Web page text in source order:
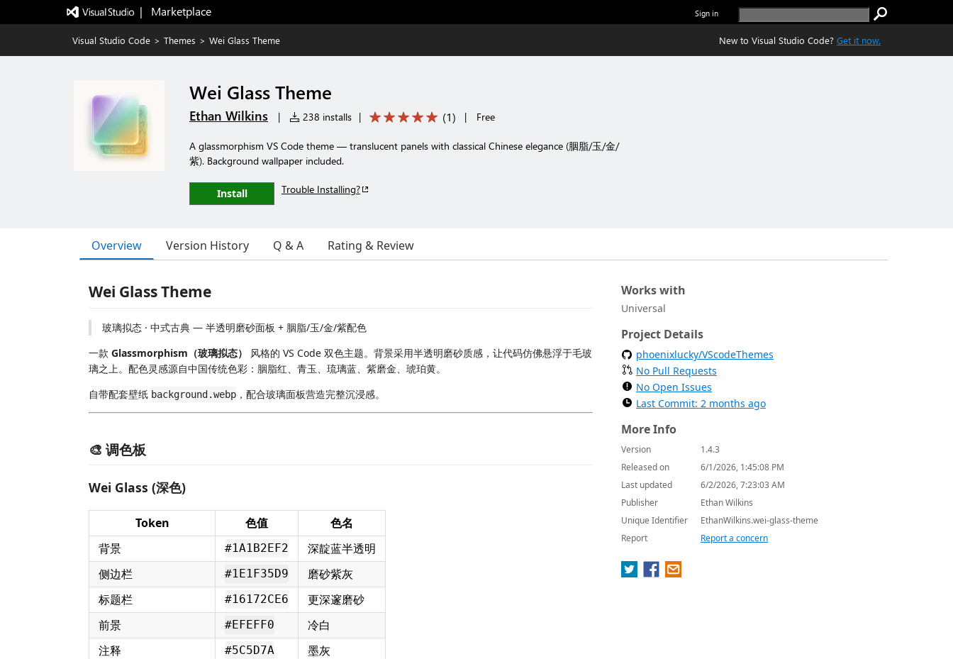
|   Marketplace Sign in
Visual Studio Code > Themes > Wei Glass Theme New to Visual Studio Code? Get it now.
Wei Glass Theme
Ethan Wilkins | 238 installs | (1) | Free
A glassmorphism VS Code theme — translucent panels with classical Chinese elegance (胭脂/玉/金/
紫). Background wallpaper included.
Install Trouble Installing?
Overview Version History Q & A Rating & Review
Wei Glass Theme
玻璃拟态 · 中式古典 — 半透明磨砂面板 + 胭脂/玉/金/紫配色
一款 Glassmorphism（玻璃拟态）
风格的 VS Code 双色主题。背景采用半透明磨砂质感，让代码仿佛悬浮于毛玻
璃之上。配色灵感源自中国传统色彩：胭脂红、青玉、琉璃蓝、紫磨金、琥珀黄。
自带配套壁纸 background.webp ，配合玻璃面板营造完整沉浸感。
🎨 调色板
Wei Glass (深色)
Token 色值
色名
背景
#1A1B2EF2
深靛蓝半透明
侧边栏
#1E1F35D9
磨砂紫灰
标题栏
#16172CE6
更深邃磨砂
前景
#EFEFF0
冷白
注释
#5C5D7A
墨灰
Works with
Universal
Project Details
phoenixlucky/VScodeThemes
No Pull Requests
No Open Issues
Last Commit: 2 months ago
More Info
Version
1.4.3
Released on
6/1/2026, 1:45:08 PM
Last updated
6/2/2026, 7:23:03 AM
Publisher
Ethan Wilkins
Unique Identifier
EthanWilkins.wei-glass-theme
Report
Report a concern